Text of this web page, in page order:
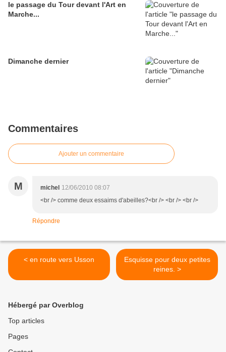
le passage du Tour devant l'Art en
Marche...
Dimanche dernier
Commentaires
Ajouter un commentaire
M michel 12/06/2010 08:07
<br /> comme deux essaims d'abeilles?<br /> <br /> <br />
Répondre
< en route vers Usson
Esquisse pour deux petites
reines. >
Hébergé par Overblog
Top articles
Pages